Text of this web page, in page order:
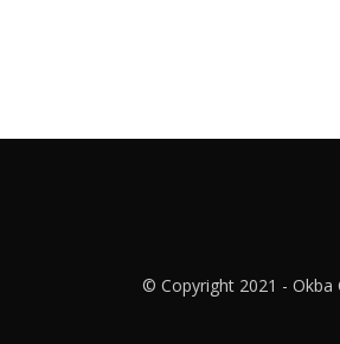
© Copyright 2021 - Okba